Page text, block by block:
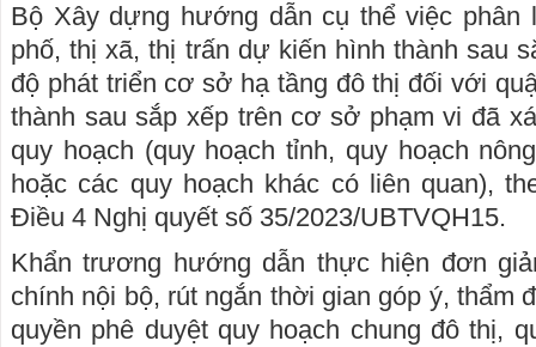
Bộ Xây dựng hướng dẫn cụ thể việc phân
phố, thị xã, thị trấn dự kiến hình thành sau
độ phát triển cơ sở hạ tầng đô thị đối với
thành sau sắp xếp trên cơ sở phạm vi đã
quy hoạch (quy hoạch tỉnh, quy hoạch
hoặc các quy hoạch khác có liên quan),
Điều 4 Nghị quyết số 35/2023/UBTVQH15.
Khẩn trương hướng dẫn thực hiện đơn
chính nội bộ, rút ngắn thời gian góp ý, thẩm
quyền phê duyệt quy hoạch chung đô thị,